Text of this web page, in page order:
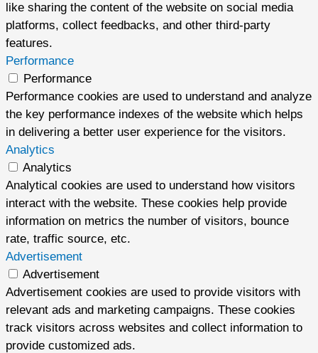
like sharing the content of the website on social media
platforms, collect feedbacks, and other third-party
features.
Performance
Performance
Performance cookies are used to understand and analyze
the key performance indexes of the website which helps
in delivering a better user experience for the visitors.
Analytics
Analytics
Analytical cookies are used to understand how visitors
interact with the website. These cookies help provide
information on metrics the number of visitors, bounce
rate, traffic source, etc.
Advertisement
Advertisement
Advertisement cookies are used to provide visitors with
relevant ads and marketing campaigns. These cookies
track visitors across websites and collect information to
provide customized ads.